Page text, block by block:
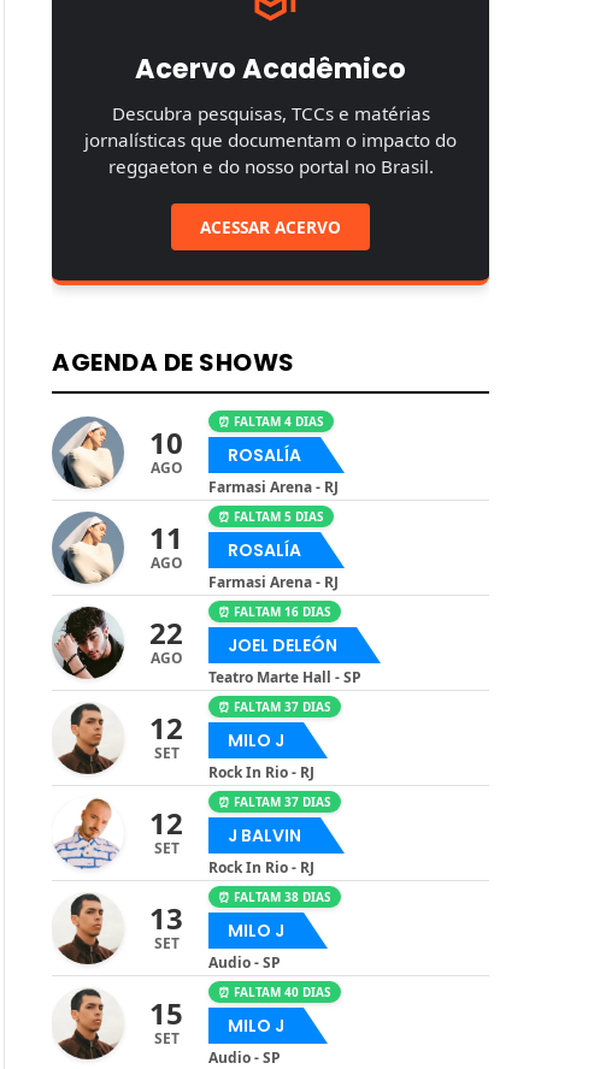
Acervo Acadêmico
Descubra pesquisas, TCCs e matérias
jornalísticas que documentam o impacto do
reggaeton e do nosso portal no Brasil.
ACESSAR ACERVO
AGENDA DE SHOWS
10
AGO
⏰ FALTAM 4 DIAS
ROSALÍA
Farmasi Arena - RJ
11
AGO
⏰ FALTAM 5 DIAS
ROSALÍA
Farmasi Arena - RJ
22
AGO
⏰ FALTAM 16 DIAS
JOEL DELEÓN
Teatro Marte Hall - SP
12
SET
⏰ FALTAM 37 DIAS
MILO J
Rock In Rio - RJ
12
SET
⏰ FALTAM 37 DIAS
J BALVIN
Rock In Rio - RJ
13
SET
⏰ FALTAM 38 DIAS
MILO J
Audio - SP
15
SET
⏰ FALTAM 40 DIAS
MILO J
Audio - SP